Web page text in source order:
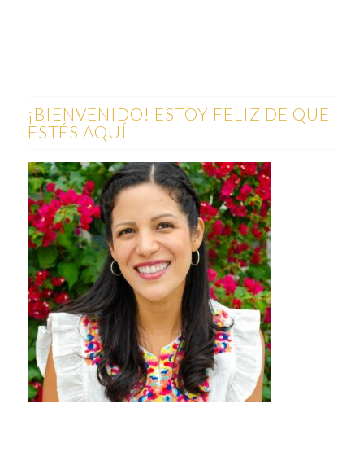
¡BIENVENIDO! ESTOY FELIZ DE QUE
ESTÉS AQUÍ